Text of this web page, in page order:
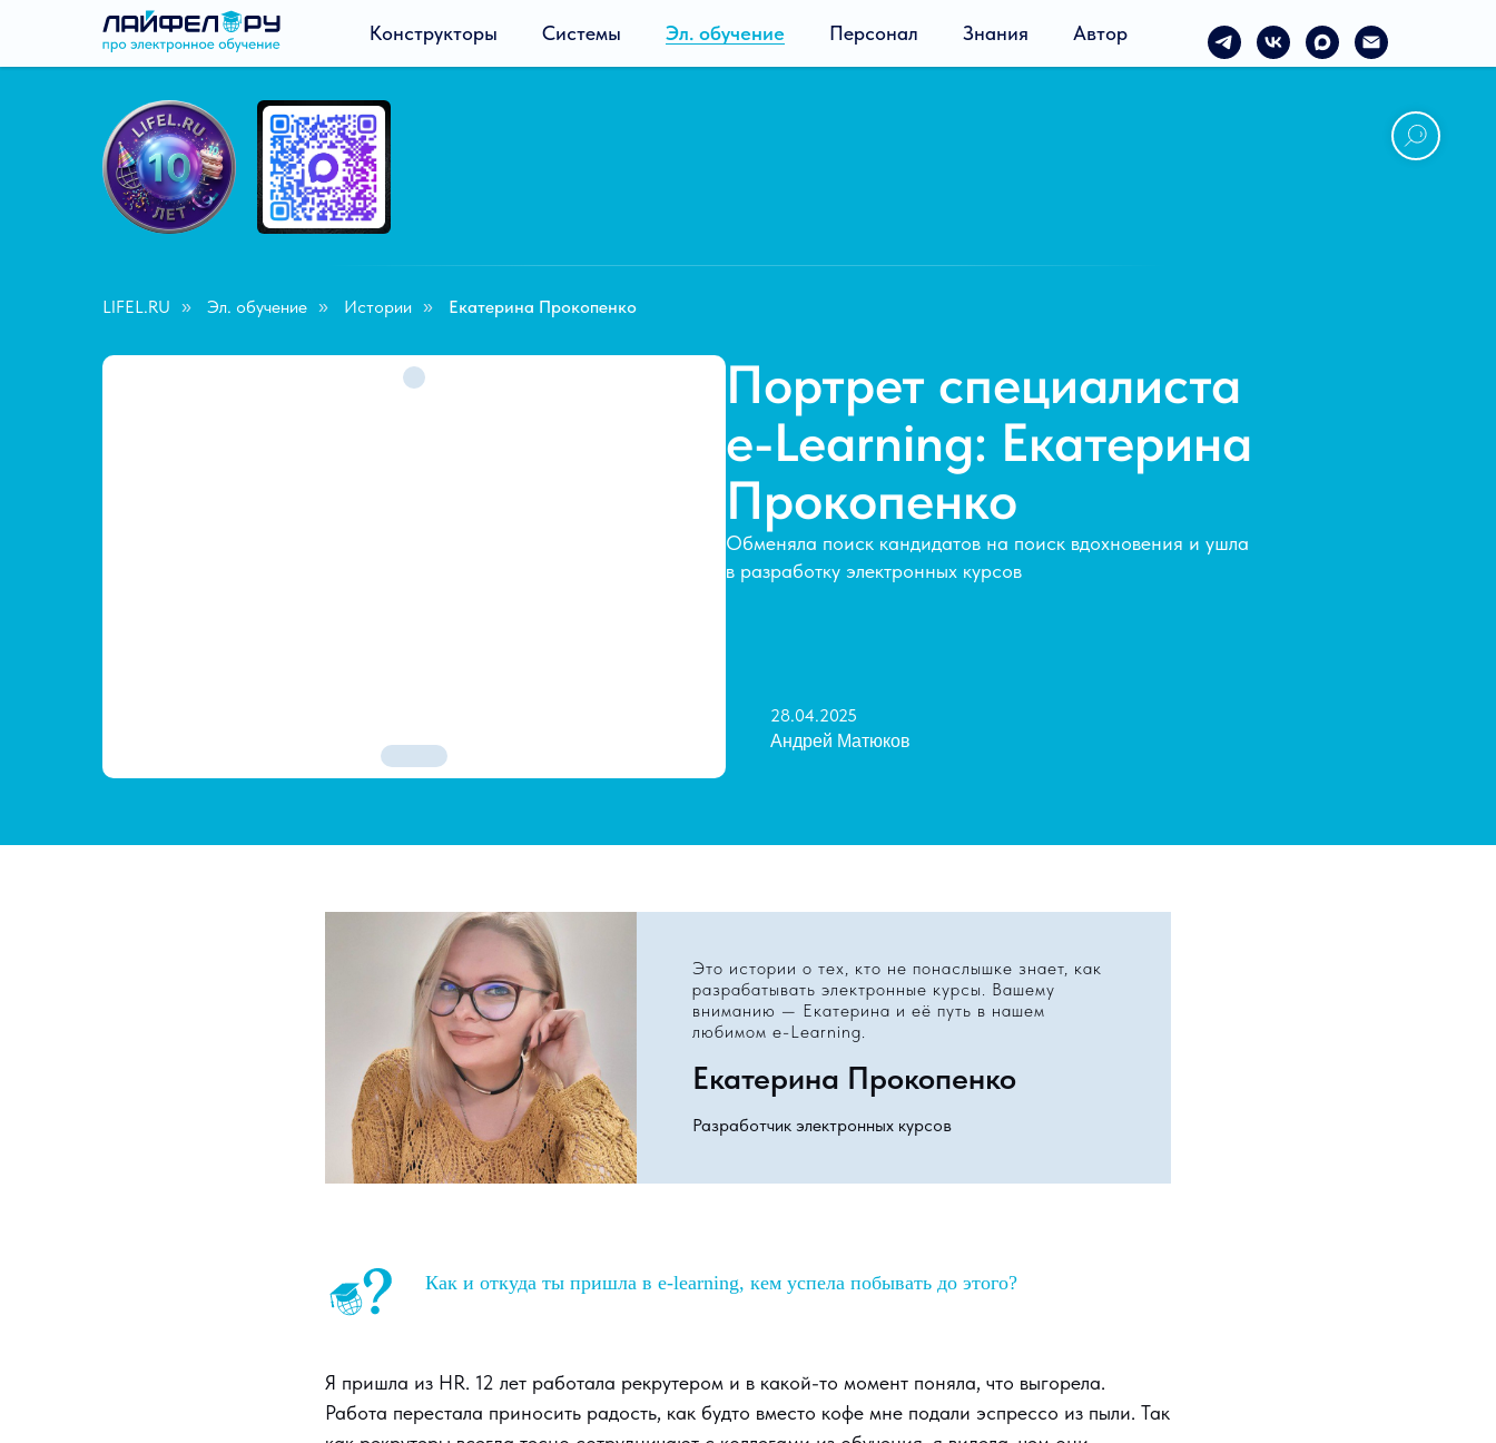
Конструкторы Системы Эл. обучение Персонал Знания Автор
LIFEL.RU » Эл. обучение » Истории » Екатерина Прокопенко
Портрет специалиста
e-Learning: Екатерина
Прокопенко
Обменяла поиск кандидатов на поиск вдохновения и ушла
в разработку электронных курсов
28.04.2025
Андрей Матюков
Это истории о тех, кто не понаслышке знает, как
разрабатывать электронные курсы. Вашему
вниманию — Екатерина и её путь в нашем
любимом e-Learning.
Екатерина Прокопенко
Разработчик электронных курсов
Как и откуда ты пришла в e-learning, кем успела побывать до этого?
Я пришла из HR. 12 лет работала рекрутером и в какой-то момент поняла, что выгорела.
Работа перестала приносить радость, как будто вместо кофе мне подали эспрессо из пыли. Так